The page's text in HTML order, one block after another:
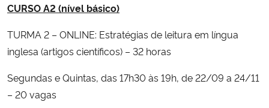
CURSO A2 (nível básico)
TURMA 2 – ONLINE: Estratégias de leitura em língua
inglesa (artigos científicos) – 32 horas
Segundas e Quintas, das 17h30 às 19h, de 22/09 a 24/11
– 20 vagas